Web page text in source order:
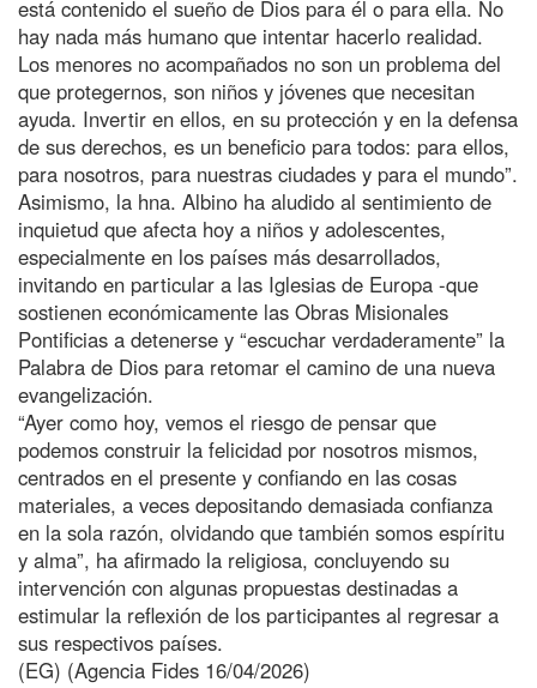
está contenido el sueño de Dios para él o para ella. No
hay nada más humano que intentar hacerlo realidad.
Los menores no acompañados no son un problema del
que protegernos, son niños y jóvenes que necesitan
ayuda. Invertir en ellos, en su protección y en la defensa
de sus derechos, es un beneficio para todos: para ellos,
para nosotros, para nuestras ciudades y para el mundo”.
Asimismo, la hna. Albino ha aludido al sentimiento de
inquietud que afecta hoy a niños y adolescentes,
especialmente en los países más desarrollados,
invitando en particular a las Iglesias de Europa -que
sostienen económicamente las Obras Misionales
Pontificias a detenerse y “escuchar verdaderamente” la
Palabra de Dios para retomar el camino de una nueva
evangelización.
“Ayer como hoy, vemos el riesgo de pensar que
podemos construir la felicidad por nosotros mismos,
centrados en el presente y confiando en las cosas
materiales, a veces depositando demasiada confianza
en la sola razón, olvidando que también somos espíritu
y alma”, ha afirmado la religiosa, concluyendo su
intervención con algunas propuestas destinadas a
estimular la reflexión de los participantes al regresar a
sus respectivos países.
(EG) (Agencia Fides 16/04/2026)